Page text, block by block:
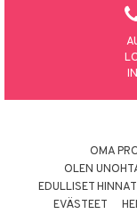
OMA
OLEN
EDULLISET HINNAT
EVÄSTEET